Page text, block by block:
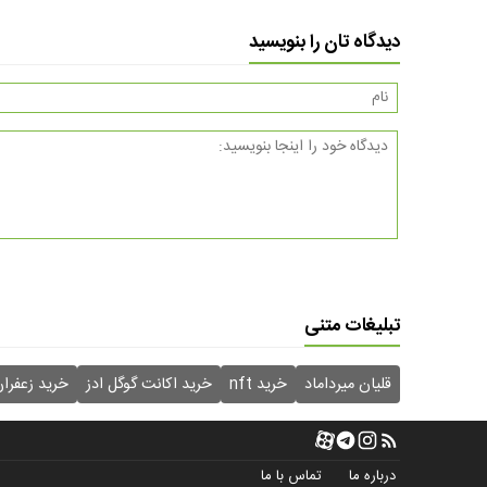
دیدگاه تان را بنویسید
تبلیغات متنی
قلیان میرداماد خرید nft خرید اکانت گوگل ادز خرید
درباره ما تماس با ما